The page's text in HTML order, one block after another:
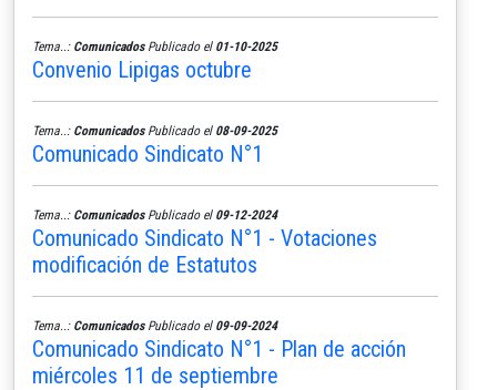
Tema..: ComunicadosPublicado el 01-10-2025
Convenio Lipigas octubre
Tema..: ComunicadosPublicado el 08-09-2025
Comunicado Sindicato N°1
Tema..: ComunicadosPublicado el 09-12-2024
Comunicado Sindicato N°1 - Votaciones
modificación de Estatutos
Tema..: ComunicadosPublicado el 09-09-2024
Comunicado Sindicato N°1 - Plan de acción
miércoles 11 de septiembre